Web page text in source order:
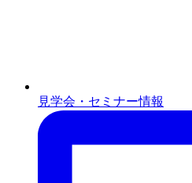
見学会・セミナー情報